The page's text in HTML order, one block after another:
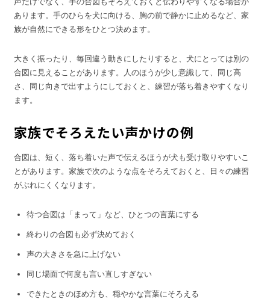
あります。手のひらを犬に向ける、胸の前で静かに止めるなど、家
族が自然にできる形をひとつ決めます。
大きく振ったり、毎回違う動きにしたりすると、犬にとっては別の
合図に見えることがあります。人のほうが少し意識して、同じ高
さ、同じ向きで出すようにしておくと、練習が落ち着きやすくなり
ます。
家族でそろえたい声かけの例
合図は、短く、落ち着いた声で伝えるほうが犬も受け取りやすいこ
とがあります。家族で次のような点をそろえておくと、日々の練習
がぶれにくくなります。
待つ合図は「まって」など、ひとつの言葉にする
終わりの合図も必ず決めておく
声の大きさを急に上げない
同じ場面で何度も言い直しすぎない
できたときのほめ方も、穏やかな言葉にそろえる